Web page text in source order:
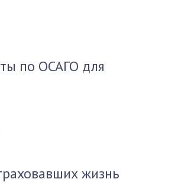
по ОСАГО для
жизнь